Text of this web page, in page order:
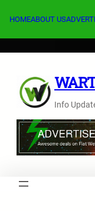
HOMEABOUT US
Info